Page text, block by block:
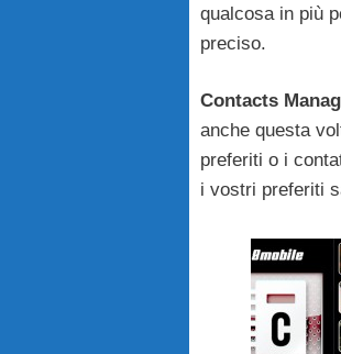
qualcosa in più
preciso.
Contacts
anche questa
preferiti o i
i vostri preferiti